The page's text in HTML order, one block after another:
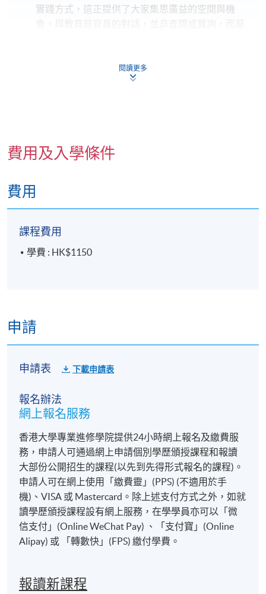
實踐方式，這正提供了大家集思廣益的空間與機
供豐富的靈感和專業對話的方法。
A： 沒錯！本課程除了探討STEM的實踐理論與教
報名代碼
逢周四，2:30pm - 5:30pm
修業期
地點
香港大學專業進修學院教學中心 (九龍灣 / 銅鑼灣 )
閱讀更多
費用及入學條件
費用
課程費用
學費 : HK$1150
申請
申請表 下載申請表
報名辦法
網上報名服務
香港大學專業進修學院提供24小時網上報名及繳費服
務，申請人可通過網上申請個別學歷頒授課程和報讀
大部份公開招生的課程(以先到先得形式報名的課程)。
申請人可在網上使用「繳費靈」(PPS) (不適用於手
機)、VISA 或 Mastercard。除上述支付方式之外，如就
讀學歷頒授課程設有網上服務，在學學員亦可以「微
信支付」(Online WeChat Pay) 、「支付寶」(Online
Alipay) 或 「轉數快」(FPS) 繳付學費。
報讀新課程